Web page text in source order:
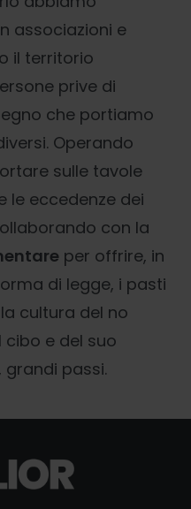
associazioni e
il territorio
prive di
che portiamo
Operando
sulle tavole
le eccedenze dei
con la
per offrire, in
di legge, i pasti
cultura del no
e del suo
passi.